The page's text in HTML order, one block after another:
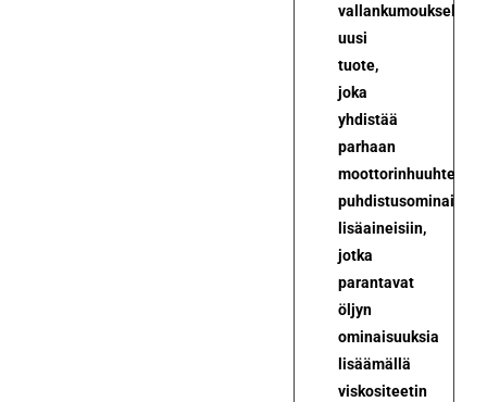
uusi
tuote,
joka
yhdistää
parhaan
moottorinhuuhtelun
lisäaineisiin,
jotka
parantavat
öljyn
ominaisuuksia
lisäämällä
viskositeetin